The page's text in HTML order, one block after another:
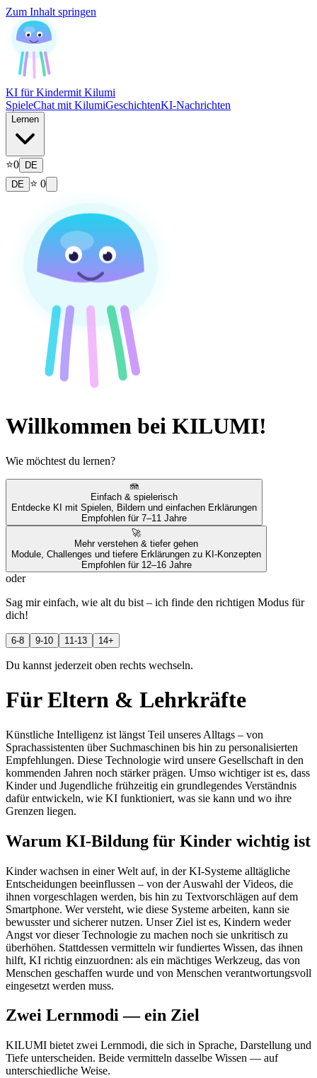
Zum Inhalt springen
KI für Kindermit Kilumi
SpieleChat mit KilumiGeschichtenKI-Nachrichten
Lernen
⭐0
DE
DE ⭐ 0
Willkommen bei KILUMI!
Wie möchtest du lernen?
🪼
Einfach & spielerisch
Entdecke KI mit Spielen, Bildern und einfachen Erklärungen
Empfohlen für 7–11 Jahre
🚀
Mehr verstehen & tiefer gehen
Module, Challenges und tiefere Erklärungen zu KI-Konzepten
Empfohlen für 12–16 Jahre
oder
Sag mir einfach, wie alt du bist – ich finde den richtigen Modus für
dich!
6-8 9-10 11-13 14+
Du kannst jederzeit oben rechts wechseln.
Für Eltern & Lehrkräfte
Künstliche Intelligenz ist längst Teil unseres Alltags – von
Sprachassistenten über Suchmaschinen bis hin zu personalisierten
Empfehlungen. Diese Technologie wird unsere Gesellschaft in den
kommenden Jahren noch stärker prägen. Umso wichtiger ist es, dass
Kinder und Jugendliche frühzeitig ein grundlegendes Verständnis
dafür entwickeln, wie KI funktioniert, was sie kann und wo ihre
Grenzen liegen.
Warum KI-Bildung für Kinder wichtig ist
Kinder wachsen in einer Welt auf, in der KI-Systeme alltägliche
Entscheidungen beeinflussen – von der Auswahl der Videos, die
ihnen vorgeschlagen werden, bis hin zu Textvorschlägen auf dem
Smartphone. Wer versteht, wie diese Systeme arbeiten, kann sie
bewusster und sicherer nutzen. Unser Ziel ist es, Kindern weder
Angst vor dieser Technologie zu machen noch sie unkritisch zu
überhöhen. Stattdessen vermitteln wir fundiertes Wissen, das ihnen
hilft, KI richtig einzuordnen: als ein mächtiges Werkzeug, das von
Menschen geschaffen wurde und von Menschen verantwortungsvoll
eingesetzt werden muss.
Zwei Lernmodi — ein Ziel
KILUMI bietet zwei Lernmodi, die sich in Sprache, Darstellung und
Tiefe unterscheiden. Beide vermitteln dasselbe Wissen — auf
unterschiedliche Weise.